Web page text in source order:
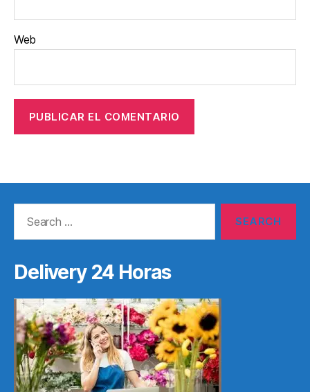
Web
Delivery 24 Horas